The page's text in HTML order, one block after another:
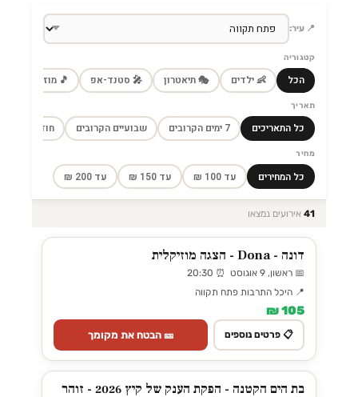
📍 עיר:
קטגוריה
הכל 👶 ילדים 🎭 תיאטרון 🎤 סטנד-אפ 🎵 מוזיקה
תאריך
כל התאריכים 7 ימים הקרובים שבועיים הקרובים חודש הקרוב
מחיר
כל המחירים עד 100 ₪ עד 150 ₪ עד 200 ₪
41 אירועים נמצאו
דונה - Dona - הצגה מוזיקלית
📅 ראשון, 9 אוגוסט ⏰ 20:30
📍 היכל התרבות פתח תקווה
105 ₪
📋 פרטים נוספים 🎫 הבטח את מקומך
בת הים הקטנה - הפקת הענק של קיץ 2026 - זוהר